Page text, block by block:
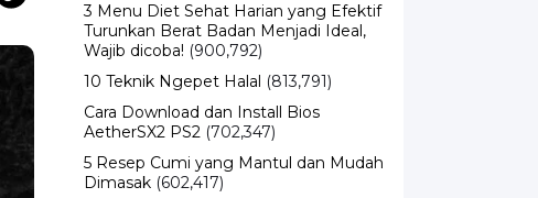
3 Menu Diet Sehat Harian yang Efektif
Turunkan Berat Badan Menjadi Ideal,
Wajib dicoba! (900,792)
10 Teknik Ngepet Halal (813,791)
Cara Download dan Install Bios
AetherSX2 PS2 (702,347)
5 Resep Cumi yang Mantul dan Mudah
Dimasak (602,417)